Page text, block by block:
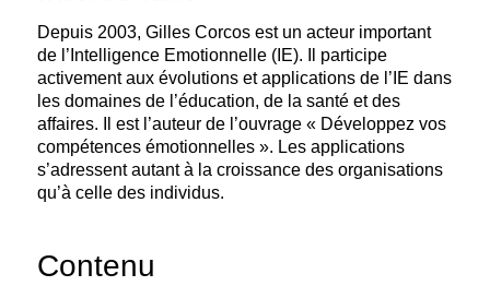
Depuis 2003, Gilles Corcos est un acteur important
de l’Intelligence Emotionnelle (IE). Il participe
activement aux évolutions et applications de l’IE dans
les domaines de l’éducation, de la santé et des
affaires. Il est l’auteur de l’ouvrage « Développez vos
compétences émotionnelles ». Les applications
s’adressent autant à la croissance des organisations
qu’à celle des individus.
Contenu